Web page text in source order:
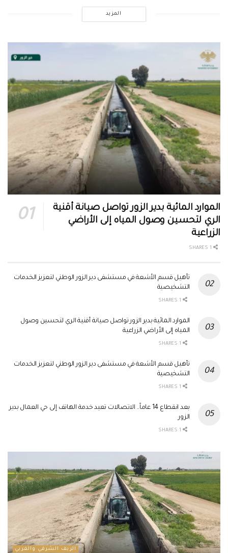
المزيد
الموارد المائية بدير الزور تواصل صيانة أقنية
الري لتحسين وصول المياه إلى الأراضي
الزراعية
تأهيل قسم الأشعة في مستشفى دير الزور الوطني لتعزيز الخدمات
التشخيصية
الموارد المائية بدير الزور تواصل صيانة أقنية الري لتحسين وصول
المياه إلى الأراضي الزراعية
تأهيل قسم الأشعة في مستشفى دير الزور الوطني لتعزيز الخدمات
التشخيصية
بعد انقطاع 14 عاماً.. الاتصالات تعيد خدمة الهاتف إلى حي العمال بدير
الزور
الريف الشرقي والغربي